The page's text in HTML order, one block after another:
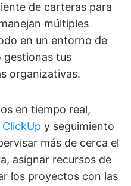
de carteras para
múltiples
en un entorno de
gestionas tus
organizativas.
en tiempo real,
y seguimiento
más de cerca el
asignar recursos de
los proyectos con las